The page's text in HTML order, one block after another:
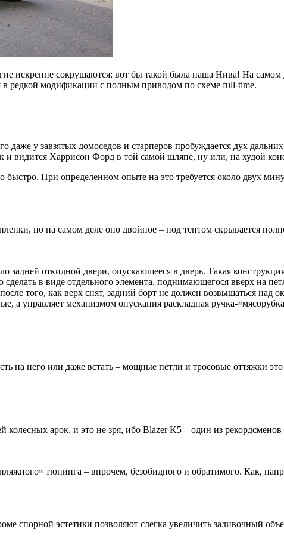
искренне сокрушаются: вот бы такой была наша Нива! На
в редкой модификации с полным приводом по схеме full-time.
у завзятых домоседов и старперов пробуждается дух
и видится Харрисон Форд в той самой шляпе, ну или, на худой
При определенном опыте на это требуется около двух
но на самом деле оно двойное – под тентом скрывается
задней откидной двери, опускающееся в дверь. Такая
в виде отдельного элемента, поднимающегося вверх на
того, как верх снят, задний борт не должен возвышаться
а управляет механизмом опускания раскладная ручка-
на него или даже встать – мощные петли и тросовые оттяжки
арок, и это не зря, ибо Blazer K5 – один из
тюнинга – впрочем, безобидного и обратимого. Как,
спорной эстетики позволяют слегка увеличить заливочный